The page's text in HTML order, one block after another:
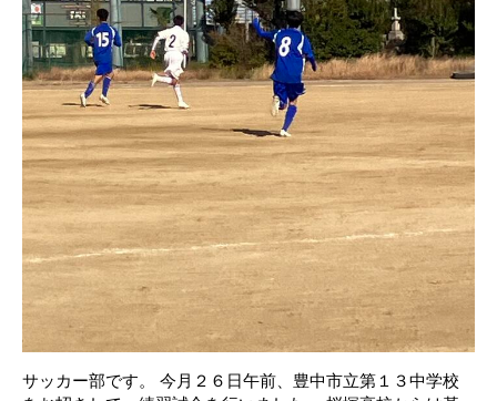
サッカー部です。 今月２６日午前、豊中市立第１３中学校